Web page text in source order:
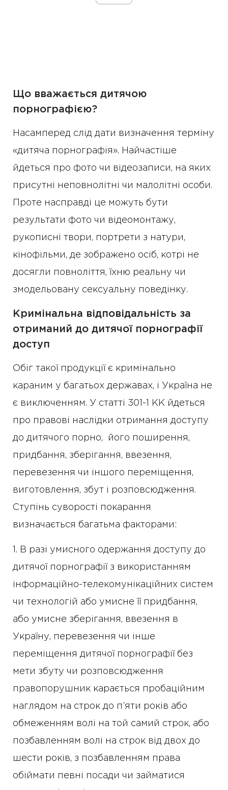
Що вважається дитячою
порнографією?
Насамперед слід дати визначення терміну
«дитяча порнографія». Найчастіше
йдеться про фото чи відеозаписи, на яких
присутні неповнолітні чи малолітні особи.
Проте насправді це можуть бути
результати фото чи відеомонтажу,
рукописні твори, портрети з натури,
кінофільми, де зображено осіб, котрі не
досягли повноліття, їхню реальну чи
змодельовану сексуальну поведінку.
Кримінальна відповідальність за
отриманий до дитячої порнографії
доступ
Обіг такої продукції є кримінально
караним у багатьох державах, і Україна не
є виключенням. У статті 301-1 КК йдеться
про правові наслідки отримання доступу
до дитячого порно, його поширення,
придбання, зберігання, ввезення,
перевезення чи іншого переміщення,
виготовлення, збут і розповсюдження.
Ступінь суворості покарання
визначається багатьма факторами:
1. В разі умисного одержання доступу до
дитячої порнографії з використанням
інформаційно-телекомунікаційних систем
чи технологій або умисне її придбання,
або умисне зберігання, ввезення в
Україну, перевезення чи інше
переміщення дитячої порнографії без
мети збуту чи розповсюдження
правопорушник карається пробаційним
наглядом на строк до п’яти років або
обмеженням волі на той самий строк, або
позбавленням волі на строк від двох до
шести років, з позбавленням права
обіймати певні посади чи займатися